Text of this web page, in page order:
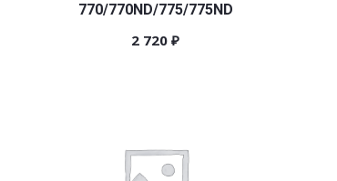
770/770ND/775/775ND
2 720 ₽